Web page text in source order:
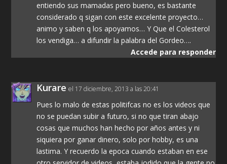
entiendo sus mamadas pero bueno, es bastante
considerado q sigan con este excelente proyecto…
animo y saben q los apoyamos… Y Que el Colesterol
los vendiga… a difundir la palabra del Gordeo….
Accede para responder
Kurare el 17 diciembre, 2013 a las 20:41
Pues lo malo de estas politifcas no es los videos que
no se puedan subir a futuro, si no que tiran abajo
cosas que muchos han hecho por años antes y ni
siquiera por ganar dinero, solo por hobby, es una
lastima. Y recuerdo la epoca cuando estaban en ese